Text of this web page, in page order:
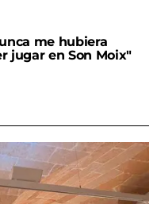
me hubiera
jugar en Son Moix"